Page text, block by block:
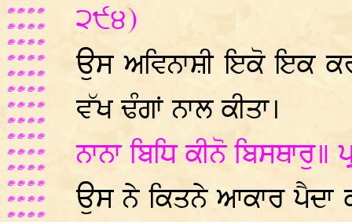
੨੯੪)
ਉਸ ਅਵਿਨਾਸ਼ੀ ਇਕੋ ਇਕ
ਵੱਖ ਢੰਗਾਂ ਨਾਲ ਕੀਤਾ।
ਨਾਨਾ ਬਿਧਿ ਕੀਨੋ
ਉਸ ਨੇ ਕਿਤਨੇ ਆਕਾਰ ਪੈਦਾ